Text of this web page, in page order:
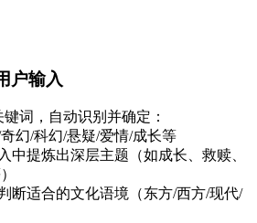
户输入
词，自动识别并确定：
奇幻/科幻/悬疑/爱情/成长等
中提炼出深层主题（如成长、救赎、
断适合的文化语境（东方/西方/现代/